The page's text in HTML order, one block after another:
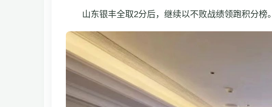
山东银丰全取2分后，继续以不败战绩领跑积分榜。